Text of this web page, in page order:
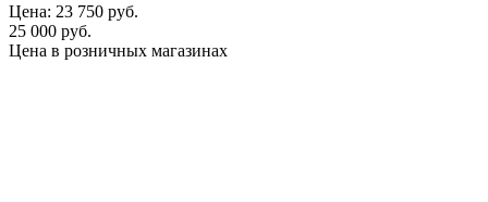
Цена: 23 750 руб.
25 000 руб.
Цена в розничных магазинах